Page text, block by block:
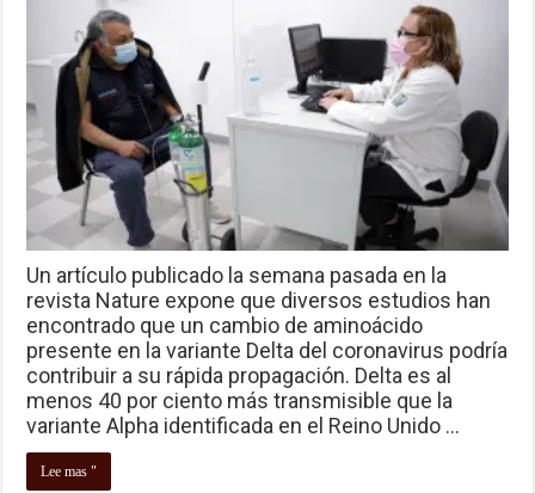
Un artículo publicado la semana pasada en la
revista Nature expone que diversos estudios han
encontrado que un cambio de aminoácido
presente en la variante Delta del coronavirus podría
contribuir a su rápida propagación. Delta es al
menos 40 por ciento más transmisible que la
variante Alpha identificada en el Reino Unido …
Lee mas "